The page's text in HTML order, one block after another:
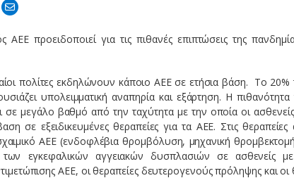
προειδοποιεί για τις πιθανές επιπτώσεις της
πολίτες εκδηλώνουν κάποιο ΑΕΕ σε ετήσια βάση. Το
υπολειμματική αναπηρία και εξάρτηση. Η πιθανότητα
σε μεγάλο βαθμό από την ταχύτητα με την οποία οι
σε εξειδικευμένες θεραπείες για τα ΑΕΕ. Στις θεραπείες
ΑΕΕ (ενδοφλέβια θρομβόλυση, μηχανική
των εγκεφαλικών αγγειακών δυσπλασιών σε ασθενείς
ΑΕΕ, οι θεραπείες δευτερογενούς πρόληψης και